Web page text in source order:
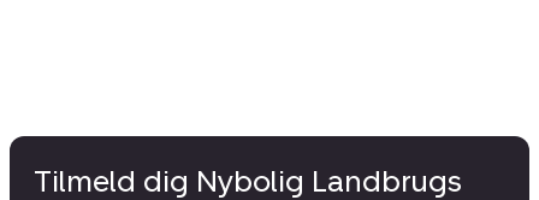
Tilmeld dig Nybolig Landbrugs